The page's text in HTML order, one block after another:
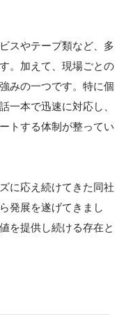
スやテープ類など、多
。加えて、現場ごとの
みの一つです。特に個
一本で迅速に対応し、
トする体制が整ってい
に応え続けてきた同社
発展を遂げてきまし
を提供し続ける存在と